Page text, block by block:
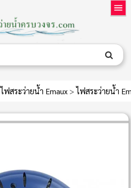
ไฟสระว่ายน้ำ Emaux > ไฟสระว่ายน้ำ